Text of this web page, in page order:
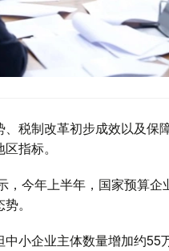
税制改革初步成效以及保
指标。
，今年上半年，国家预算
。
小企业主体数量增加约